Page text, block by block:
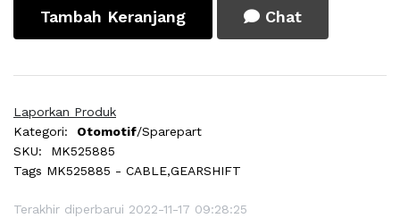
Tambah Keranjang Chat
Laporkan Produk
Kategori:
Otomotif/Sparepart
SKU:
MK525885
Tags MK525885 - CABLE,GEARSHIFT
Terakhir diperbarui 2022-11-17 09:28:25